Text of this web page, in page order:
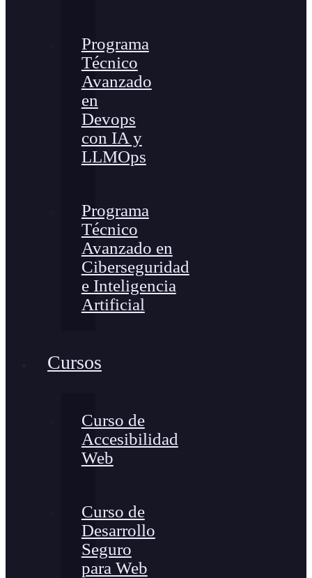
Programa
Técnico
Avanzado
en
Devops
con IA y
LLMOps
Programa
Técnico
Avanzado en
Ciberseguridad
e Inteligencia
Artificial
Cursos
Curso de
Accesibilidad
Web
Curso de
Desarrollo
Seguro
para Web